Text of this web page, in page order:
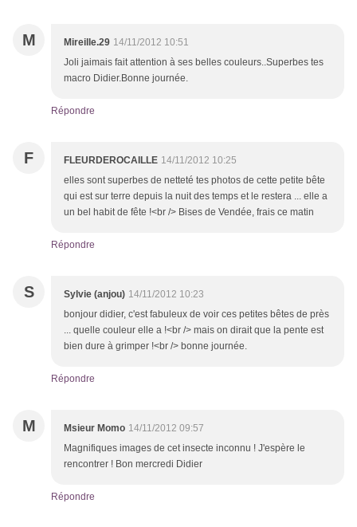
M Mireille.29 14/11/2012 10:51
Joli jaimais fait attention à ses belles couleurs..Superbes tes
macro Didier.Bonne journée.
Répondre
F FLEURDEROCAILLE 14/11/2012 10:25
elles sont superbes de netteté tes photos de cette petite bête
qui est sur terre depuis la nuit des temps et le restera ... elle a
un bel habit de fête !<br /> Bises de Vendée, frais ce matin
Répondre
S Sylvie (anjou) 14/11/2012 10:23
bonjour didier, c'est fabuleux de voir ces petites bêtes de près
... quelle couleur elle a !<br /> mais on dirait que la pente est
bien dure à grimper !<br /> bonne journée.
Répondre
M Msieur Momo 14/11/2012 09:57
Magnifiques images de cet insecte inconnu ! J'espère le
rencontrer ! Bon mercredi Didier
Répondre